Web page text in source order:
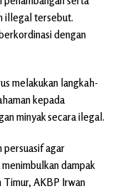
illegal tersebut.
dengan
melakukan langkah-
kepada
minyak secara ilegal.
persuasif agar
dampak
Timur, AKBP Irwan